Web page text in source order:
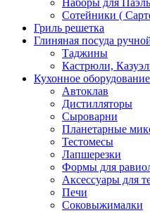
Наборы для
Сотейники (
Гриль решетка
Глиняная посуда
Таджины
Кастрюли,
Кухонное
Автоклав
Дистилляторы
Сыроварни
Планетарные
Тестомесы
Лапшерезки
Формы для
Аксессуары для
Печи
Соковыжималки